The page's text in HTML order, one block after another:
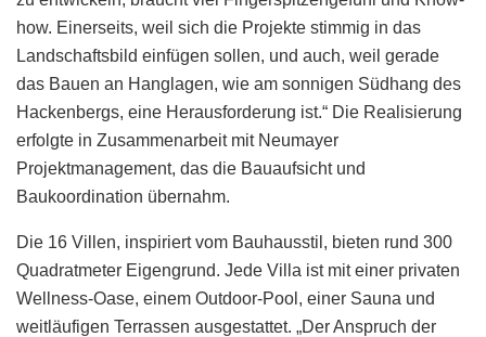
how. Einerseits, weil sich die Projekte stimmig in das
Landschaftsbild einfügen sollen, und auch, weil gerade
das Bauen an Hanglagen, wie am sonnigen Südhang des
Hackenbergs, eine Herausforderung ist.“ Die Realisierung
erfolgte in Zusammenarbeit mit Neumayer
Projektmanagement, das die Bauaufsicht und
Baukoordination übernahm.
Die 16 Villen, inspiriert vom Bauhausstil, bieten rund 300
Quadratmeter Eigengrund. Jede Villa ist mit einer privaten
Wellness-Oase, einem Outdoor-Pool, einer Sauna und
weitläufigen Terrassen ausgestattet. „Der Anspruch der